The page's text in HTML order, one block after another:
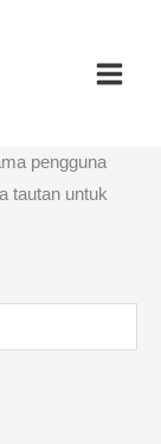
pengguna
tautan untuk